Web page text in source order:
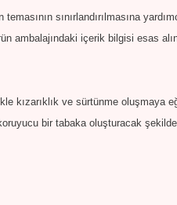
sınırlandırılmasına
ambalajındaki içerik bilgisi esas
ve sürtünme oluşmaya
bir tabaka oluşturacak şekilde